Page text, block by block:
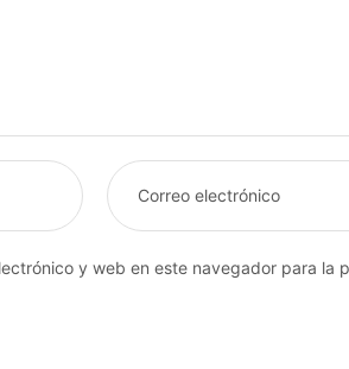
y web en este navegador para la